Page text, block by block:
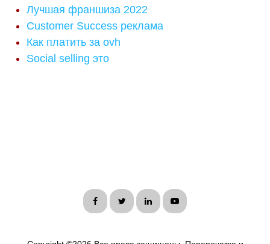
Лучшая франшиза 2022
Customer Success реклама
Как платить за ovh
Social selling это